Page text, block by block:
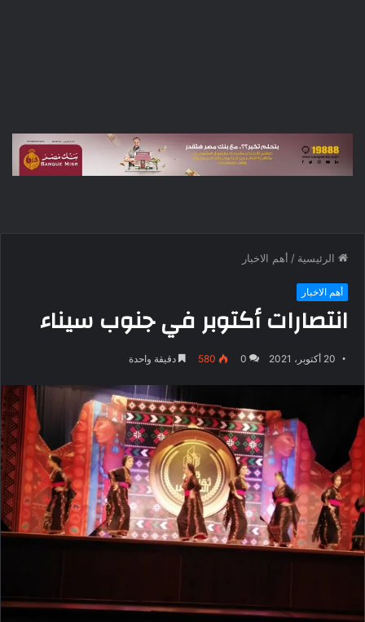
الرئيسية / أهم الاخبار
أهم الاخبار
انتصارات أكتوبر في جنوب سيناء
20 أكتوبر، 2021 0
580 دقيقة واحدة